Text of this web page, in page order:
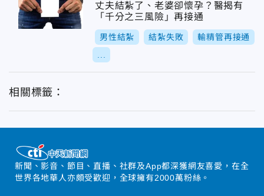
丈夫結紮了、老婆卻懷孕？醫揭有
「千分之三風險」再接通
男性結紮 結紮失敗 輸精管再接通
相關標籤：
新聞、影音、節目、直播、社群及App都深獲網友喜愛，在全
世界各地華人亦頗受歡迎，全球擁有2000萬粉絲。